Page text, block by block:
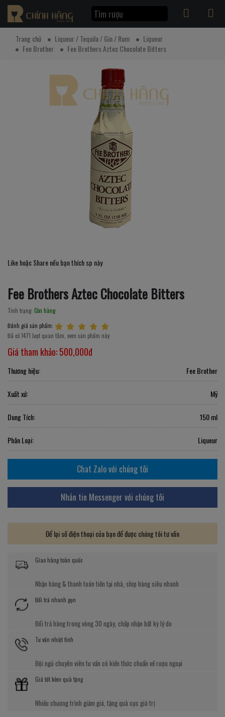
Trang chủ Liqueur / Tequila / Gin / Rum
Liqueur
Fee Brother
Fee Brothers Aztec Chocolate Bitters
Like hoặc Share nếu bạn thích sp này
Fee Brothers Aztec Chocolate Bitters
Tình trạng: Còn hàng
Đánh giá sản phẩm:
Đã có 1471 lượt quan tâm, xem sản phẩm này
Giá tham khảo:500,000đ
Thương hiệu: Fee Brother
Xuất xứ: Mỹ
Dung Tích: 150 ml
Phân Loại: Liqueur
Chat Zalo với chúng tôi
Nhắn tin Messenger với chúng tôi
Để lại số điện thoại của bạn để được chúng tôi tư vấn
Giao hàng toàn quốc
Nhận hàng & thanh toán tiền tại nhà, ship hàng siêu nhanh
Đổi trả nhanh gọn
Đổi trả hàng trong vòng 30 ngày, chấp nhận bất kỳ lý do
Tư vấn nhiệt tình
Đội ngũ chuyên viên tư vấn có kiến thức chuẩn về rượu ngoại
Giá tốt kèm quà tặng
Nhiều chương trình giảm giá, tặng quà cực giá trị